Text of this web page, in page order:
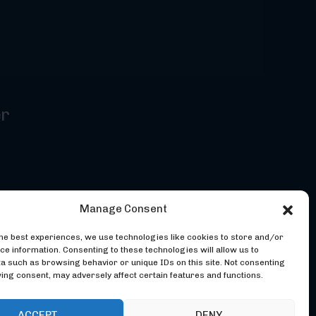
Manage Consent
best experiences, we use technologies like cookies to store and/or
information. Consenting to these technologies will allow us to
such as browsing behavior or unique IDs on this site. Not consenting
consent, may adversely affect certain features and functions.